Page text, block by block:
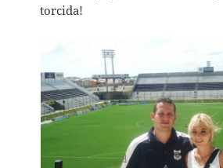
torcida!